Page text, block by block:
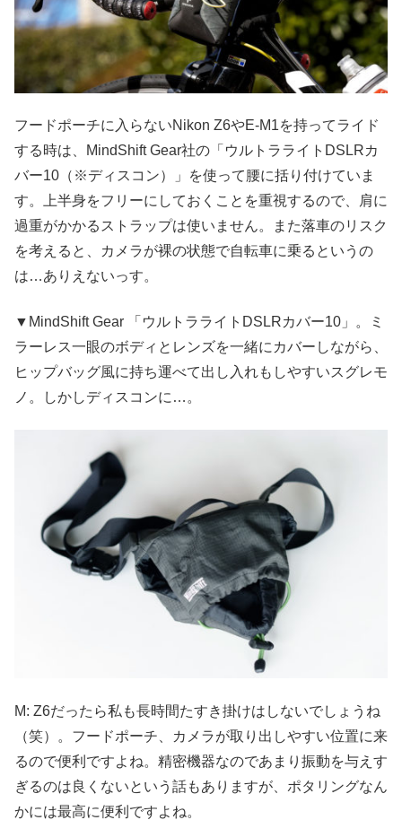
フードポーチに入らないNikon Z6やE-M1を持ってライド
する時は、MindShift Gear社の「ウルトラライトDSLRカ
バー10（※ディスコン）」を使って腰に括り付けていま
す。上半身をフリーにしておくことを重視するので、肩に
過重がかかるストラップは使いません。また落車のリスク
を考えると、カメラが裸の状態で自転車に乗るというの
は…ありえないっす。
▼MindShift Gear 「ウルトラライトDSLRカバー10」。ミ
ラーレス一眼のボディとレンズを一緒にカバーしながら、
ヒップバッグ風に持ち運べて出し入れもしやすいスグレモ
ノ。しかしディスコンに…。
M: Z6だったら私も長時間たすき掛けはしないでしょうね
（笑）。フードポーチ、カメラが取り出しやすい位置に来
るので便利ですよね。精密機器なのであまり振動を与えす
ぎるのは良くないという話もありますが、ポタリングなん
かには最高に便利ですよね。